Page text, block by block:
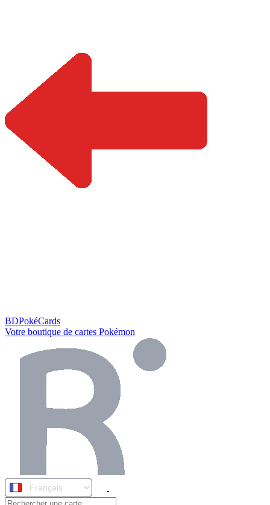
BDPokéCards
Votre boutique de cartes Pokémon